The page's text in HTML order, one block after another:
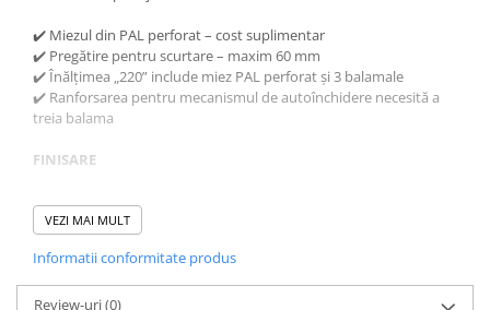
✔️ Miezul din PAL perforat – cost suplimentar
✔️ Pregătire pentru scurtare – maxim 60 mm
✔️ Înălțimea „220” include miez PAL perforat și 3 balamale
✔️ Ranforsarea pentru mecanismul de autoînchidere necesită a
treia balama
FINISARE
✔️ Placă defurnir natural
ambele fețe
✔️ Modelul E – furnir cu granulație orizontală
✔️ Celelalte modele – furnir cu granulație verticală
VEZI MAI MULT
Informatii conformitate produs
Review-uri(0)